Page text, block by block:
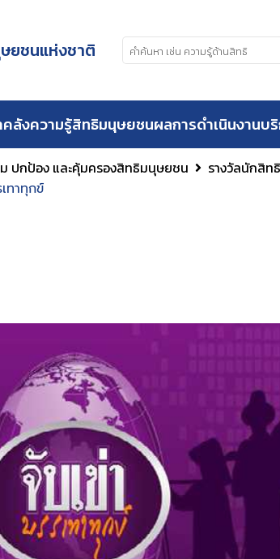
ยชนแห่งชาติ
คลังความรู้สิทธิมนุษยชนผลการดำเนินงานบ
ปกป้อง และคุ้มครองสิทธิมนุษยชน รางวัลนักสิ
ทาทุกข์